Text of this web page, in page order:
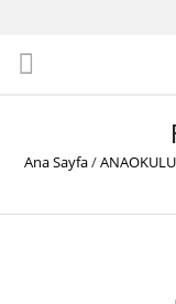
Ana Sayfa/